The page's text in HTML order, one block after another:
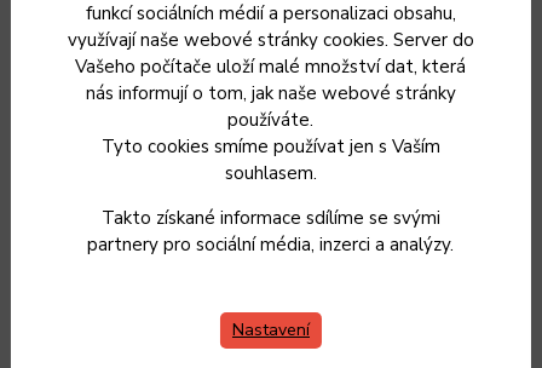
funkcí sociálních médií a personalizaci obsahu,
využívají naše webové stránky cookies. Server do
Vašeho počítače uloží malé množství dat, která
nás informují o tom, jak naše webové stránky
používáte.
Tyto cookies smíme používat jen s Vaším
souhlasem.
Takto získané informace sdílíme se svými
partnery pro sociální média, inzerci a analýzy.
Nastavení
Český výrobek